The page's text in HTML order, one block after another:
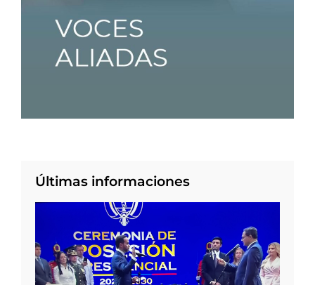
Últimas informaciones